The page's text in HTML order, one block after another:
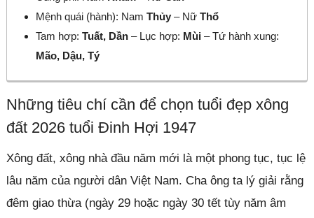
Mệnh quái (hành): NamThủy – NữThổ
Tam hợp:Tuất, Dần – Lục hợp: Mùi – Tứ hành xung:
Mão, Dậu, Tý
Những tiêu chí cần để chọn tuổi đẹp xông
đất 2026 tuổi Đinh Hợi 1947
Xông đất, xông nhà đầu năm mới là một phong tục, tục lệ
lâu năm của người dân Việt Nam. Cha ông ta lý giải rằng
đêm giao thừa (ngày 29 hoặc ngày 30 tết tùy năm âm